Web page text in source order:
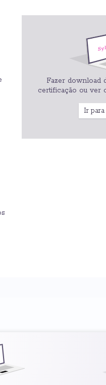
Fazer download
certificação ou ver
Ir